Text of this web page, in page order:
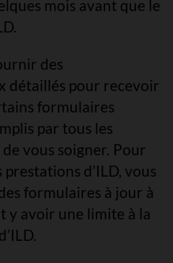
mois avant que le
des
détaillés pour recevoir
formulaires
par tous les
vous soigner. Pour
d’ILD, vous
formulaires à jour à
y avoir une limite à la